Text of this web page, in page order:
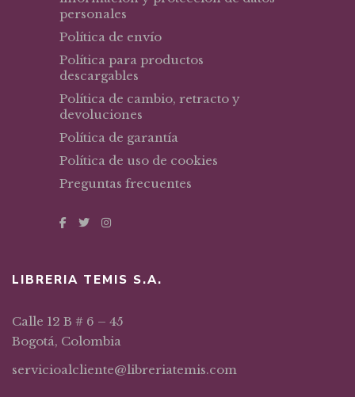
personales
Política de envío
Política para productos
descargables
Política de cambio, retracto y
devoluciones
Política de garantía
Política de uso de cookies
Preguntas frecuentes
LIBRERIA TEMIS S.A.
Calle 12 B # 6 – 45
Bogotá, Colombia
servicioalcliente@libreriatemis.com